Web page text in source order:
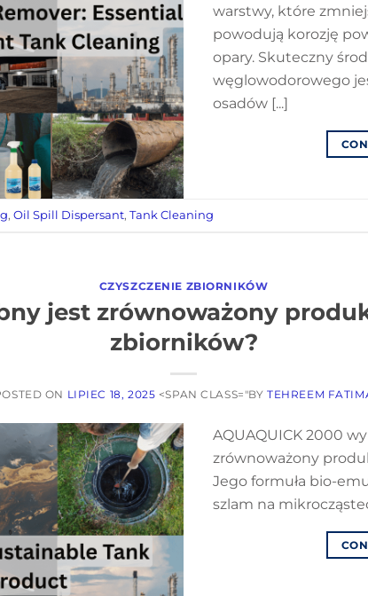
warstwy, które
powodują korozję
opary. Skuteczny
węglowodorowego
osadów [...]
, Oil Spill Dispersant, Tank Cleaning
CZYSZCZENIE ZBIORNIKÓW
jest zrównoważony
zbiorników?
ON LIPIEC 18, 2025 <SPAN CLASS="BYTEHREEM
AQUAQUICK 2000
zrównoważony
Jego formuła bio-
szlam na